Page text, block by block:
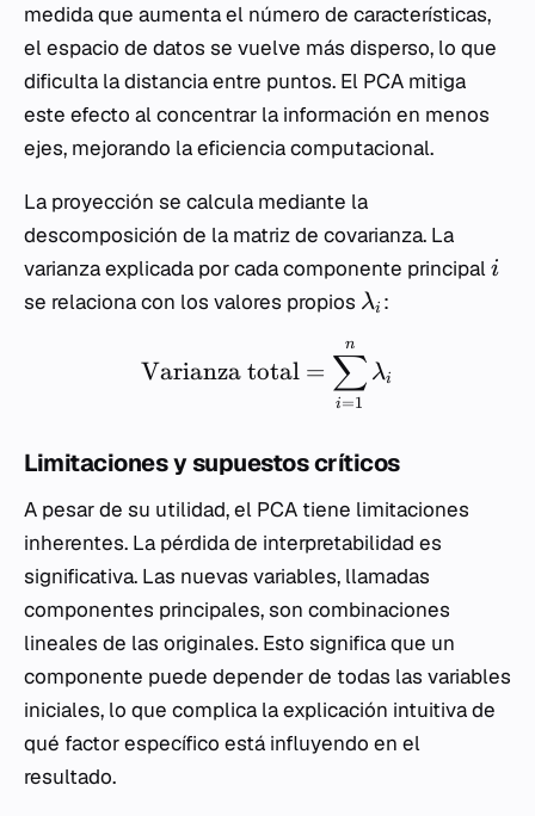
medida que aumenta el número de características,
el espacio de datos se vuelve más disperso, lo que
dificulta la distancia entre puntos. El PCA mitiga
este efecto al concentrar la información en menos
ejes, mejorando la eficiencia computacional.
La proyección se calcula mediante la
descomposición de la matriz de covarianza. La
varianza explicada por cada componente principal i
se relaciona con los valores propios λi :
Varianza total =
i=1
∑
n
λi
Limitaciones y supuestos críticos
A pesar de su utilidad, el PCA tiene limitaciones
inherentes. La pérdida de interpretabilidad es
significativa. Las nuevas variables, llamadas
componentes principales, son combinaciones
lineales de las originales. Esto significa que un
componente puede depender de todas las variables
iniciales, lo que complica la explicación intuitiva de
qué factor específico está influyendo en el
resultado.